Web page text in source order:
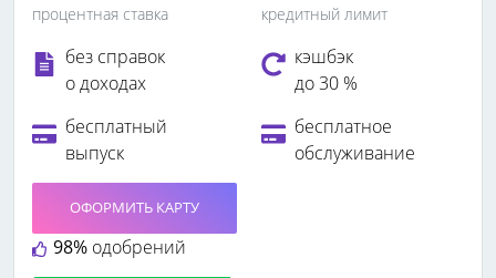
процентная ставка кредитный лимит
без справок
о доходах
кэшбэк
до 30 %
бесплатный
выпуск
бесплатное
обслуживание
98% одобрений
ОФОРМИТЬ КАРТУ